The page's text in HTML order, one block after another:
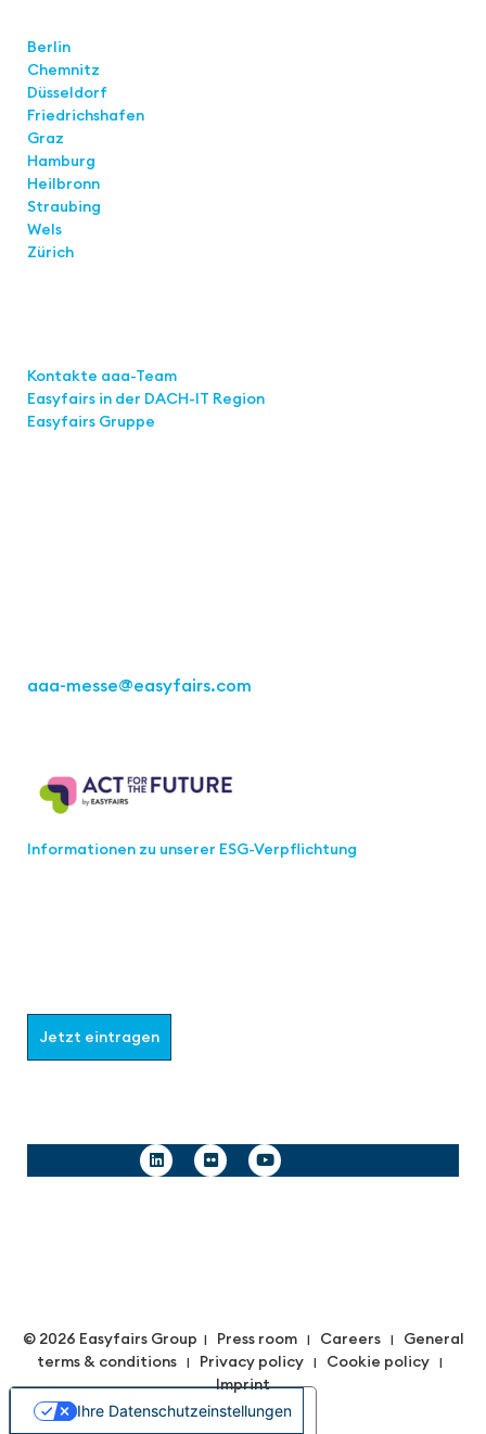
Berlin
Chemnitz
Düsseldorf
Friedrichshafen
Graz
Hamburg
Heilbronn
Straubing
Wels
Zürich
Kontakte aaa-Team
Easyfairs in der DACH-IT Region
Easyfairs Gruppe
aaa-messe@easyfairs.com
Informationen zu unserer ESG-Verpflichtung
Jetzt eintragen
© 2026 Easyfairs Group | Press room| Careers| General
terms & conditions | Privacy policy | Cookie policy |
Imprint
Ihre Datenschutzeinstellungen